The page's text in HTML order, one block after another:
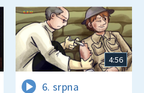
4:56
6. srpna